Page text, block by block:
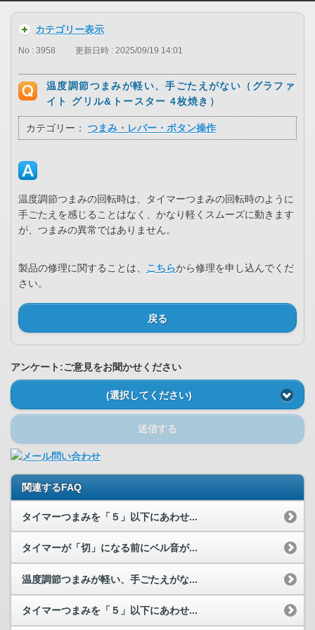
カテゴリー表示
No : 3958 更新日時 : 2025/09/19 14:01
温度調節つまみが軽い、手ごたえがない（グラファ
イト グリル&トースター 4枚焼き）
カテゴリー： つまみ・レバー・ボタン操作
温度調節つまみの回転時は、タイマーつまみの回転時のように
手ごたえを感じることはなく、かなり軽くスムーズに動きます
が、つまみの異常ではありません。
製品の修理に関することは、 こちらから修理を申し込んでくだ
さい。
戻る
アンケート:ご意見をお聞かせください
(選択してください)
送信する
関連するFAQ
タイマーつまみを「５」以下にあわせ...
タイマーが「切」になる前にベル音が...
温度調節つまみが軽い、手ごたえがな...
タイマーつまみを「５」以下にあわせ...